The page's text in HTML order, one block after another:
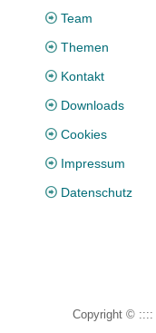
Team
Themen
Kontakt
Downloads
Cookies
Impressum
Datenschutz
Copyright © ::::